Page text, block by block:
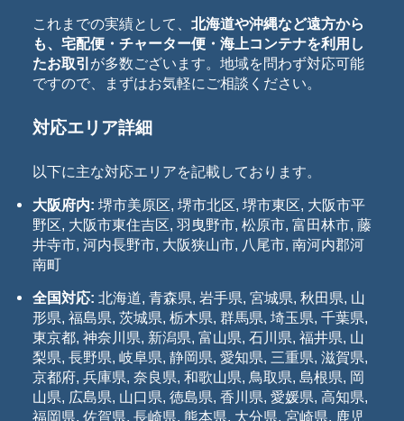
これまでの実績として、 北海道や沖縄など遠方から
も、宅配便・チャーター便・海上コンテナを利用し
たお取引 が多数ございます。地域を問わず対応可能
ですので、まずはお気軽にご相談ください。
対応エリア詳細
以下に主な対応エリアを記載しております。
大阪府内: 堺市美原区, 堺市北区, 堺市東区, 大阪市平
野区, 大阪市東住吉区, 羽曳野市, 松原市, 富田林市, 藤
井寺市, 河内長野市, 大阪狭山市, 八尾市, 南河内郡河
南町
全国対応: 北海道, 青森県, 岩手県, 宮城県, 秋田県, 山
形県, 福島県, 茨城県, 栃木県, 群馬県, 埼玉県, 千葉県,
東京都, 神奈川県, 新潟県, 富山県, 石川県, 福井県, 山
梨県, 長野県, 岐阜県, 静岡県, 愛知県, 三重県, 滋賀県,
京都府, 兵庫県, 奈良県, 和歌山県, 鳥取県, 島根県, 岡
山県, 広島県, 山口県, 徳島県, 香川県, 愛媛県, 高知県,
福岡県, 佐賀県, 長崎県, 熊本県, 大分県, 宮崎県, 鹿児